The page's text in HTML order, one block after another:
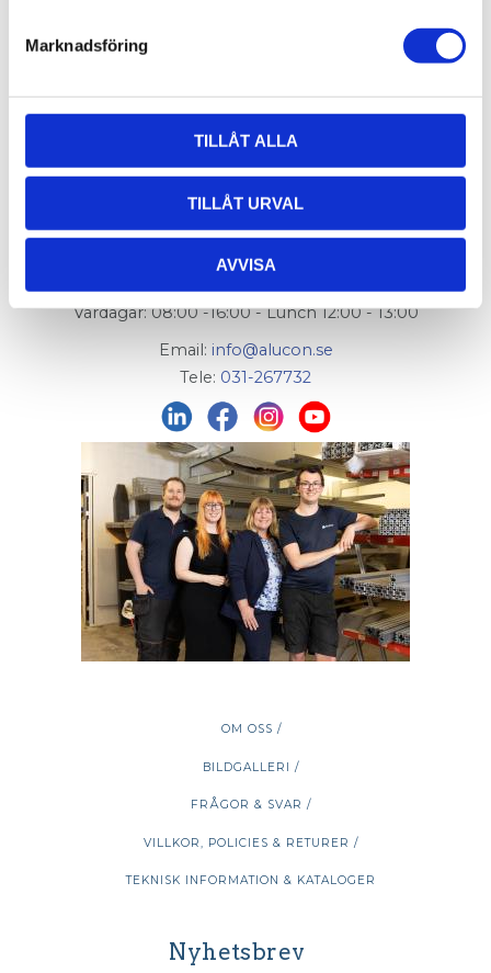
Marknadsföring
TILLÅT ALLA
TILLÅT URVAL
AVVISA
AluCon AB
Org. nr: 556326-7482
Vardagar: 08:00 -16:00 - Lunch 12:00 - 13:00
Email: info@alucon.se
Tele: 031-267732
OM OSS /
BILDGALLERI /
FRÅGOR & SVAR /
VILLKOR, POLICIES & RETURER /
TEKNISK INFORMATION & KATALOGER
Nyhetsbrev